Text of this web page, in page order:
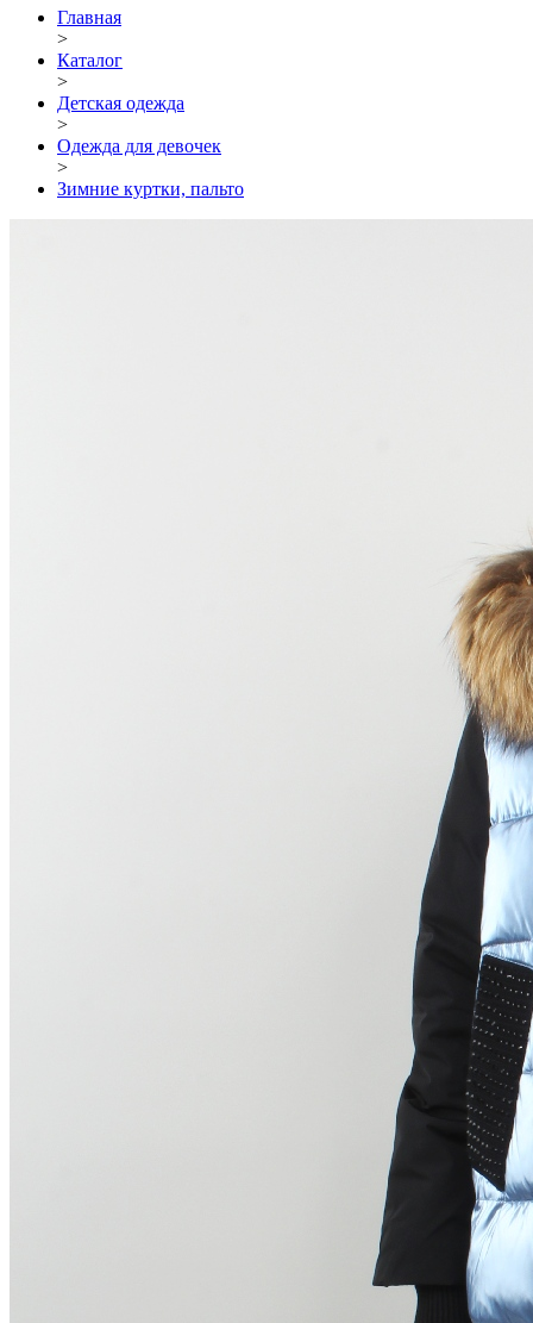
Главная
>
Каталог
>
Детская одежда
>
Одежда для девочек
>
Зимние куртки, пальто